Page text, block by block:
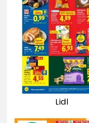
Lidl